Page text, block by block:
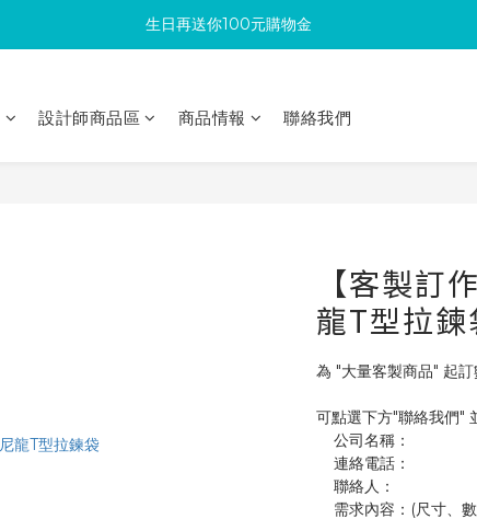
滿300回饋10%購物金
生日再送你100元購物金
滿300回饋10%購物金
設計師商品區 商品情報 聯絡我們
【客製訂
龍T型拉鍊
為 "大量客製商品" 起
可點選下方"聯絡我們"
    公司名稱：
    連絡電話：
    聯絡人：
需求內容：(尺寸